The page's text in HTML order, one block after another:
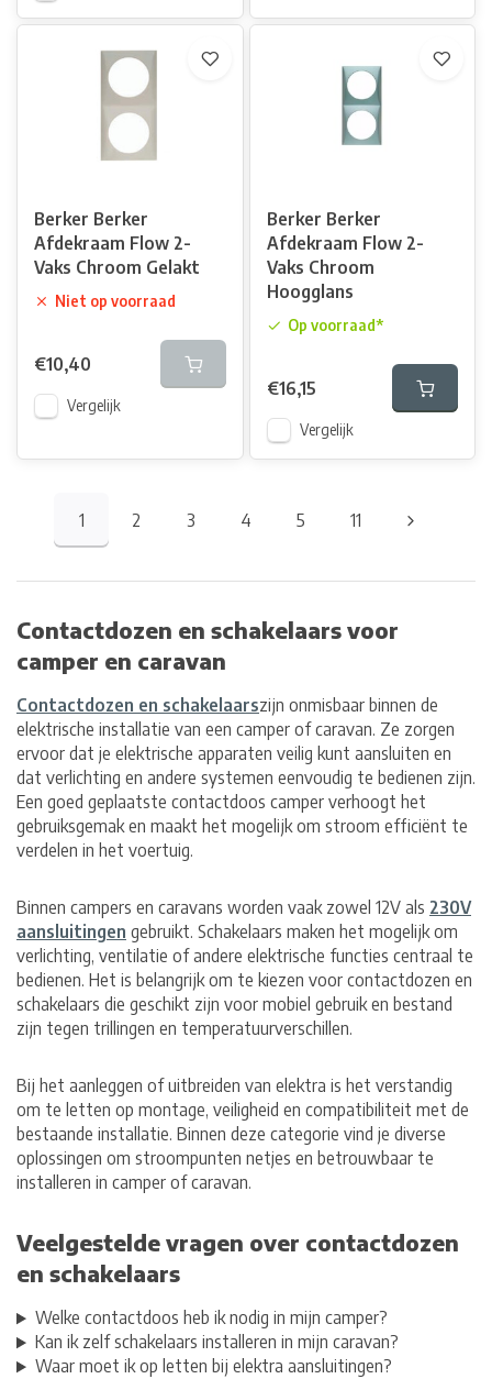
Berker Berker
Afdekraam Flow 2-
Vaks Chroom Gelakt
Niet op voorraad
€10,40
Vergelijk
Berker Berker
Afdekraam Flow 2-
Vaks Chroom
Hoogglans
Op voorraad*
€16,15
Vergelijk
1 2 3 4 5 11
Contactdozen en schakelaars voor
camper en caravan
Contactdozen en schakelaarszijn onmisbaar binnen de
elektrische installatie van een camper of caravan. Ze zorgen
ervoor dat je elektrische apparaten veilig kunt aansluiten en
dat verlichting en andere systemen eenvoudig te bedienen zijn.
Een goed geplaatste contactdoos camper verhoogt het
gebruiksgemak en maakt het mogelijk om stroom efficiënt te
verdelen in het voertuig.
Binnen campers en caravans worden vaak zowel 12V als 230V
aansluitingen gebruikt. Schakelaars maken het mogelijk om
verlichting, ventilatie of andere elektrische functies centraal te
bedienen. Het is belangrijk om te kiezen voor contactdozen en
schakelaars die geschikt zijn voor mobiel gebruik en bestand
zijn tegen trillingen en temperatuurverschillen.
Bij het aanleggen of uitbreiden van elektra is het verstandig
om te letten op montage, veiligheid en compatibiliteit met de
bestaande installatie. Binnen deze categorie vind je diverse
oplossingen om stroompunten netjes en betrouwbaar te
installeren in camper of caravan.
Veelgestelde vragen over contactdozen
en schakelaars
Welke contactdoos heb ik nodig in mijn camper?
Kan ik zelf schakelaars installeren in mijn caravan?
Waar moet ik op letten bij elektra aansluitingen?